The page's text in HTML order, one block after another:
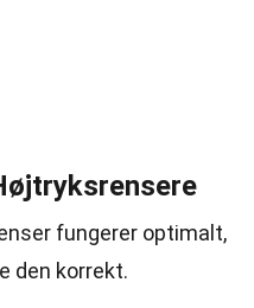
fungerer optimalt,
den korrekt.